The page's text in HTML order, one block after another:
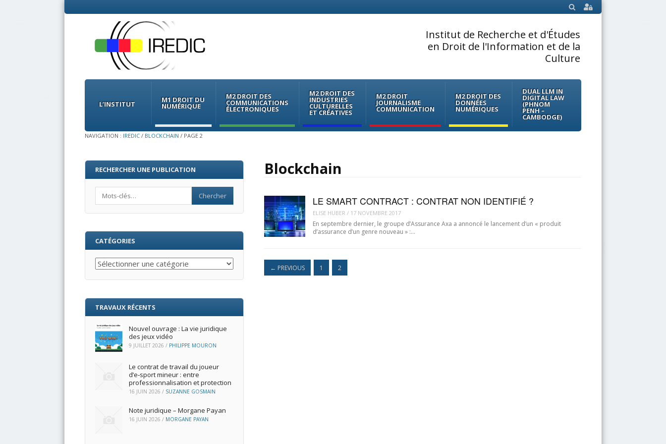
SEARCH
Institut de Recherche et d'Études
en Droit de l'Information et de la
Culture
Menu
Skip
contentL’INSTITUT M1 DROIT DU
NUMÉRIQUE
M2 DROIT DES
COMMUNICATIONS
ÉLECTRONIQUES
M2 DROIT DES
INDUSTRIES
CULTURELLES
ET CRÉATIVES
M2 DROIT
JOURNALISME
COMMUNICATION
M2 DROIT DES
DONNÉES
NUMÉRIQUES
DUAL LLM IN
DIGITAL LAW
(PHNOM
PENH –
CAMBODGE)
NAVIGATION : IREDIC / BLOCKCHAIN / PAGE 2
Blockchain
LE SMART CONTRACT : CONTRAT NON IDENTIFIÉ ?
ELISE HUBER / 17 NOVEMBRE 2017
En septembre dernier, le groupe d’Assurance Axa a annoncé le lancement d’un « produit
d’assurance d’un genre nouveau » :…
← PREVIOUS 1 2
RECHERCHER UNE PUBLICATION
CATÉGORIES
Catégories
TRAVAUX RÉCENTS
Nouvel ouvrage : La vie juridique
des jeux vidéo
9 JUILLET 2026 / PHILIPPE MOURON
Le contrat de travail du joueur
d’e‑sport mineur : entre
professionnalisation et protection
16 JUIN 2026 / SUZANNE GOSMAIN
Note juridique – Morgane Payan
16 JUIN 2026 / MORGANE PAYAN